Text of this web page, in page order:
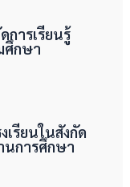
การเรียนรู้
ศึกษา
เรียนในสังกัด
นการศึกษา